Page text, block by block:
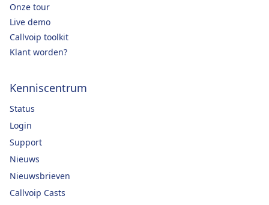
Onze tour
Live demo
Callvoip toolkit
Klant worden?
Kenniscentrum
Status
Login
Support
Nieuws
Nieuwsbrieven
Callvoip Casts